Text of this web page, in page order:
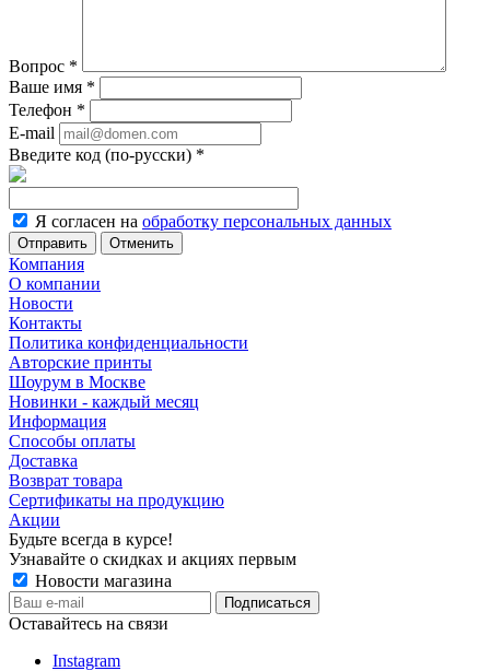
Вопрос *
Ваше имя *
Телефон *
E-mail
Введите код (по-русски) *
Я согласен на обработку персональных данных
Отменить
Компания
О компании
Новости
Контакты
Политика конфиденциальности
Авторские принты
Шоурум в Москве
Новинки - каждый месяц
Информация
Способы оплаты
Доставка
Возврат товара
Сертификаты на продукцию
Акции
Будьте всегда в курсе!
Узнавайте о скидках и акциях первым
Новости магазина
Оставайтесь на связи
Instagram